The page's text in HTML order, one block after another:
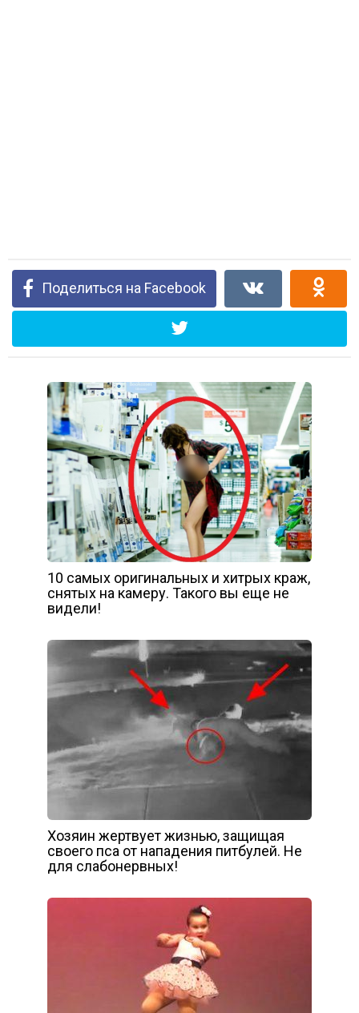
Поделиться на Facebook
10 самых оригинальных и хитрых краж,
снятых на камеру. Такого вы еще не
видели!
Хозяин жертвует жизнью, защищая
своего пса от нападения питбулей. Не
для слабонервных!